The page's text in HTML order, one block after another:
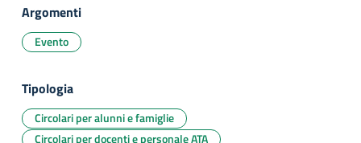
Argomenti
Evento
Tipologia
Circolari per alunni e famiglie
Circolari per docenti e personale ATA